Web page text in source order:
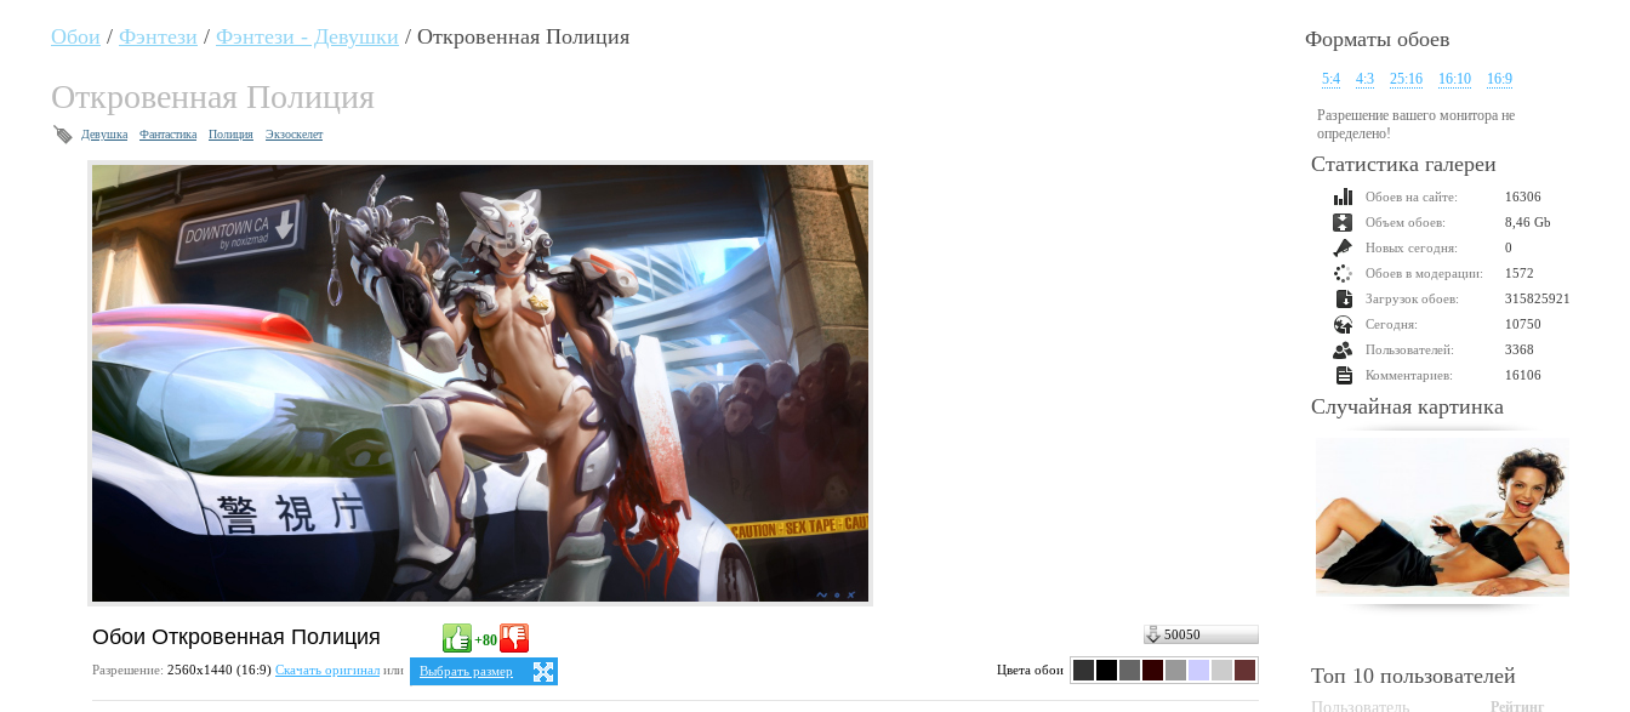
Обои / Фэнтези / Фэнтези - Девушки / Откровенная Полиция
Откровенная Полиция
Девушка Фантастика Полиция Экзоскелет
Обои Откровенная Полиция +80 50050
Разрешение: 2560х1440 (16:9) Скачать оригинал или
Выбрать размер
Ваше разрешение:Не определено
Цвета обои
Форматы обоев
5:4 4:3 25:16 16:10 16:9
Разрешение вашего монитора не
определено!
Статистика галереи
Обоев на сайте:
16306
Объем обоев:
8,46 Gb
Новых сегодня:
0
Обоев в модерации:
1572
Загрузок обоев:
315825921
Сегодня:
10750
Пользователей:
3368
Комментариев:
16106
Случайная картинка
Топ 10 пользователей
Пользователь Рейтинг